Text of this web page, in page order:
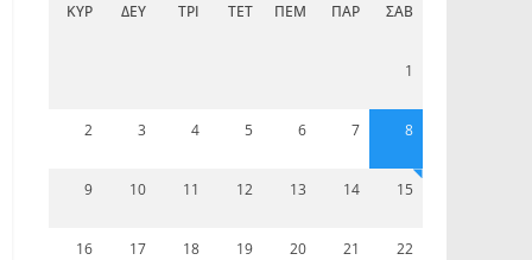
ΚΥΡ ΔΕΥ ΤΡΊ ΤΕΤ ΠΈΜ ΠΑΡ ΣΆΒ
1
2 3 4 5 6 7 8
9 10 11 12 13 14 15
16 17 18 19 20 21 22